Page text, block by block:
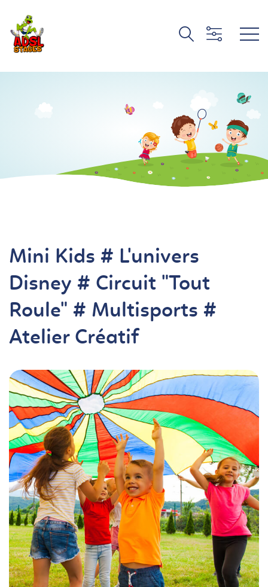
Mini Kids # L'univers
Disney # Circuit "Tout
Roule" # Multisports #
Atelier Créatif